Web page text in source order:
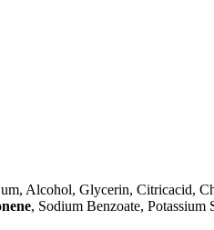
Alcohol, Glycerin, Citricacid,
, Sodium Benzoate, Potassium